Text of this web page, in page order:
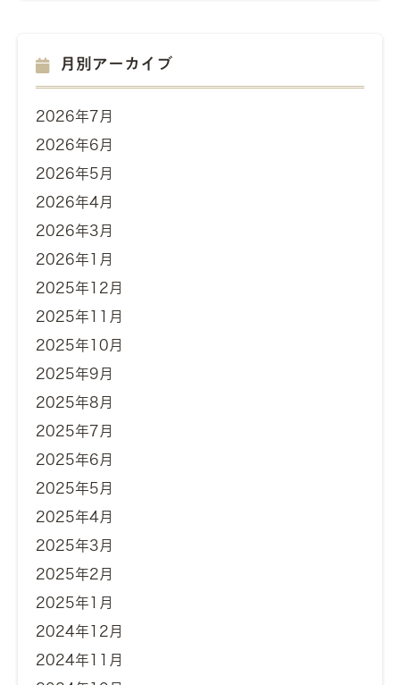
月別アーカイブ
2026年7月
2026年6月
2026年5月
2026年4月
2026年3月
2026年1月
2025年12月
2025年11月
2025年10月
2025年9月
2025年8月
2025年7月
2025年6月
2025年5月
2025年4月
2025年3月
2025年2月
2025年1月
2024年12月
2024年11月